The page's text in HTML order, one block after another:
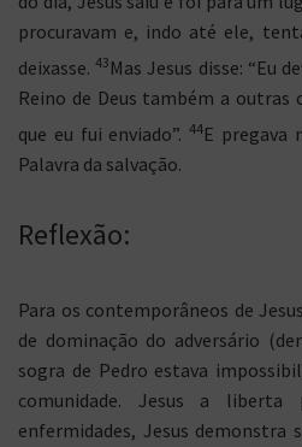
procuravam e, indo até ele,
deixasse.43 Mas Jesus disse: “Eu
Reino de Deus também a outras
que eu fui enviado”.44E pregava
Palavra da salvação.
Reflexão:
Para os contemporâneos de
de dominação do adversário
sogra de Pedro estava
comunidade. Jesus a
enfermidades, Jesus demonstra